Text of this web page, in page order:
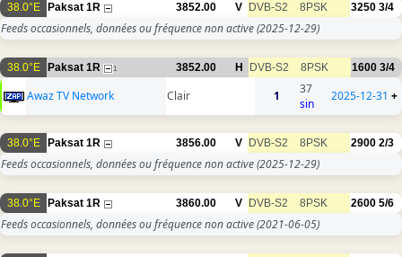
38.0°E Paksat 1R 3852.00 V DVB-S2 8PSK 3250 3/4
Feeds occasionnels, données ou fréquence non active(2025-12-29)
38.0°E Paksat 1R 1 3852.00 H DVB-S2 8PSK 1600 3/4
Awaz TV Network Clair 1
37
sin
2025-12-31 +
38.0°E Paksat 1R 3856.00 V DVB-S2 8PSK 2900 2/3
Feeds occasionnels, données ou fréquence non active(2025-12-29)
38.0°E Paksat 1R 3860.00 V DVB-S2 8PSK 2600 5/6
Feeds occasionnels, données ou fréquence non active(2021-06-05)